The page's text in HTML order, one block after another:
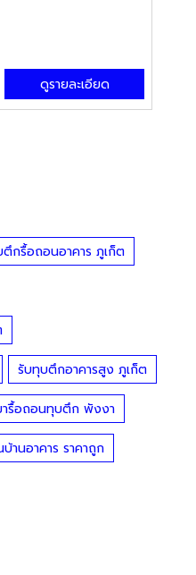
ดูรายละเอียด
กรื้อถอนอาคาร ภูเก็ต
รับทุบตึกอาคารสูง ภูเก็ต
ารื้อถอนทุบตึก พังงา
านอาคาร ราคาถูก